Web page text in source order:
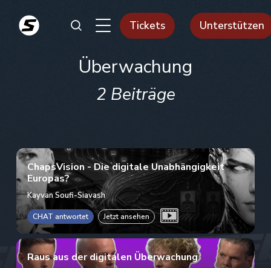
Tickets Unterstützen
Überwachung
2 Beiträge
ChapsVision - Die digitale Unabhängigkeit
Europas?
Kayvan Soufi-Siavash
CHAT antwortet Jetzt ansehen
Raus aus der digitalen Überwachung